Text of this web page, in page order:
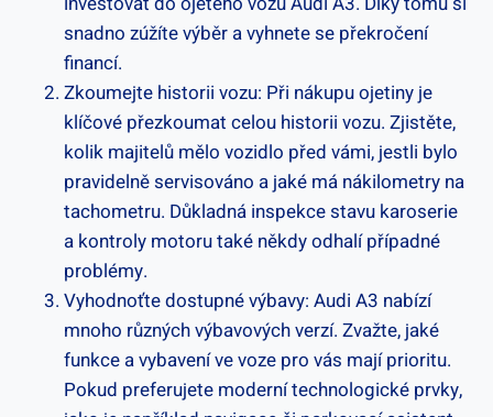
snadno zúžíte výběr a vyhnete se překročení
financí.
Zkoumejte historii vozu: Při nákupu ojetiny je
klíčové přezkoumat celou historii vozu. Zjistěte,
kolik majitelů mělo vozidlo před vámi, jestli bylo
pravidelně servisováno a jaké má nákilometry na
tachometru. Důkladná inspekce stavu karoserie
a kontroly motoru také někdy odhalí případné
problémy.
Vyhodnoťte dostupné výbavy: Audi A3 nabízí
mnoho různých výbavových verzí. Zvažte, jaké
funkce a vybavení ve voze pro vás mají prioritu.
Pokud preferujete moderní technologické prvky,